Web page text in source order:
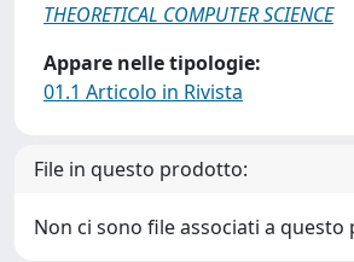
THEORETICAL COMPUTER SCIENCE
Appare nelle tipologie:
01.1 Articolo in Rivista
File in questo prodotto:
Non ci sono file associati a